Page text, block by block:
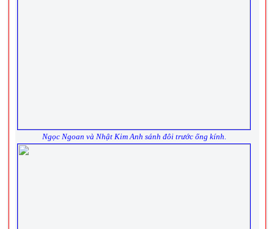
Ngọc Ngoan và Nhật Kim Anh sánh đôi trước ống kính.